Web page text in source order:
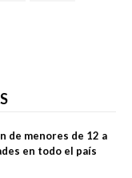
de menores de 12 a
en todo el país